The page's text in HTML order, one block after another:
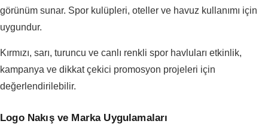
görünüm sunar. Spor kulüpleri, oteller ve havuz kullanımı için
uygundur.
Kırmızı, sarı, turuncu ve canlı renkli spor havluları etkinlik,
kampanya ve dikkat çekici promosyon projeleri için
değerlendirilebilir.
Logo Nakış ve Marka Uygulamaları